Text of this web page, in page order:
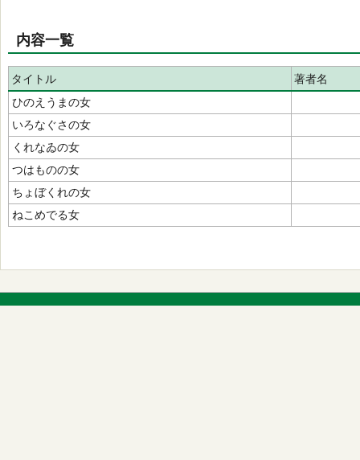
内容一覧
タイトル
著者名
ひのえうまの女
いろなぐさの女
くれなゐの女
つはものの女
ちょぼくれの女
ねこめでる女